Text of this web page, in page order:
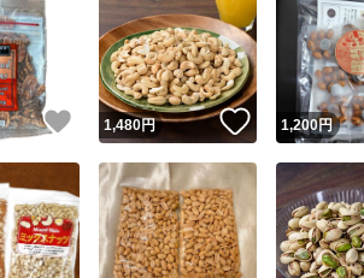
安心取引出品者
安心取引出品者 Yahoo!フリ
取引実績
取引実績◯+ このユーザ
この商品
商品画像の無断転載は禁止さ
コピーは1商品につき1回 です
いいね！
1,480円 いいね！
1,200円